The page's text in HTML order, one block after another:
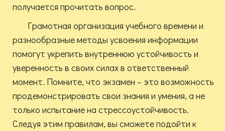
получается прочитать вопрос.
Грамотная организация учебного времени и
разнообразные методы усвоения информации
помогут укрепить внутреннюю устойчивость и
уверенность в своих силах в ответственный
момент. Помните, что экзамен – это возможность
продемонстрировать свои знания и умения, а не
только испытание на стрессоустойчивость.
Следуя этим правилам, вы сможете подойти к